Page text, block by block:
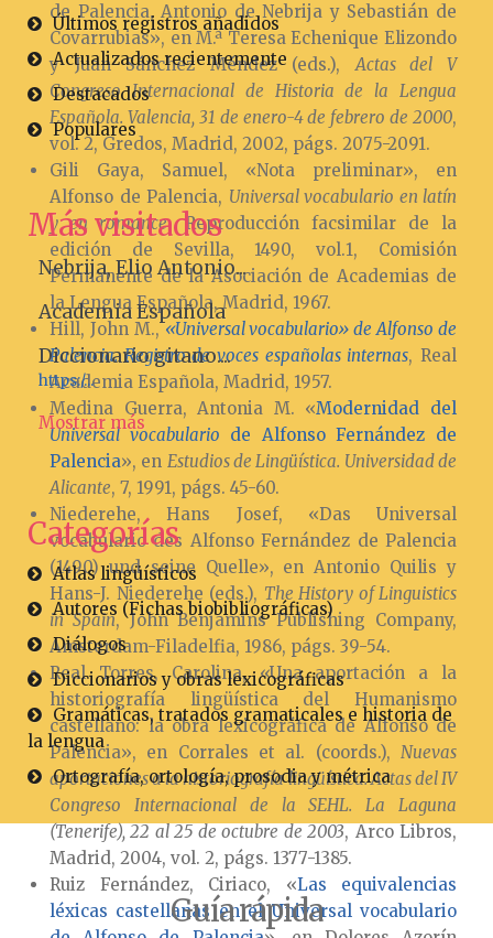
de Palencia, Antonio de Nebrija y Sebastián de
Covarrubias», en M.ª Teresa Echenique Elizondo
y Juan Sánchez Méndez (eds.),Actas del V
Congreso Internacional de Historia de la Lengua
Española. Valencia, 31 de enero-4 de febrero de 2000,
vol. 2, Gredos, Madrid, 2002, págs. 2075-2091.
Gili Gaya, Samuel, «Nota preliminar», en
Alfonso de Palencia, Universal vocabulario en latín
y en romance. Reproducción facsimilar de la
edición de Sevilla, 1490, vol.1, Comisión
Permanente de la Asociación de Academias de
la Lengua Española, Madrid, 1967.
Hill, John M.,«Universal vocabulario» de Alfonso de
Palencia. Registro de voces españolas internas, Real
Academia Española, Madrid, 1957.
Medina Guerra, Antonia M. «Modernidad del
Universal vocabulario de Alfonso Fernández de
Palencia», en Estudios de Lingüística. Universidad de
Alicante, 7, 1991, págs. 45-60.
Niederehe, Hans Josef, «Das Universal
vocabulario des Alfonso Fernández de Palencia
(1490) und seine Quelle», en Antonio Quilis y
Hans-J. Niederehe (eds.), The History of Linguistics
in Spain, John Benjamins Publishing Company,
Amsterdam-Filadelfia, 1986, págs. 39-54.
Real Torres, Carolina, «Una aportación a la
historiografía lingüística del Humanismo
castellano: la obra lexicográfica de Alfonso de
Palencia», en Corrales et al. (coords.),Nuevas
aportaciones a la historiografía lingüística. Actas del IV
Congreso Internacional de la SEHL. La Laguna
(Tenerife), 22 al 25 de octubre de 2003, Arco Libros,
Madrid, 2004, vol. 2, págs. 1377-1385.
Ruiz Fernández, Ciriaco, «Las equivalencias
léxicas castellanas en el Universal vocabulario
Últimos registros añadidos
Actualizados recientemente
Destacados
Populares
Más visitados
Nebrija, Elio Antonio...
Academia Española
Diccionario gitano....
https:/...
Mostrar más
Categorías
Atlas lingüísticos
Autores (Fichas biobibliográficas)
Diálogos
Diccionarios y obras lexicográficas
Gramáticas, tratados gramaticales e historia de
la lengua
Ortografía, ortología, prosodia y métrica
Guía rápida